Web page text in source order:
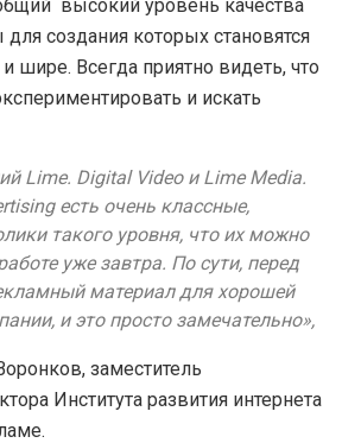
высокий уровень качества
создания которых становятся
шире. Всегда приятно видеть, что
и искать
Lime. Digital Video и Lime Media.
есть очень классные,
такого уровня, что их можно
уже завтра. По сути, перед
материал для хорошей
и это просто замечательно»,
заместитель
Института развития интернета